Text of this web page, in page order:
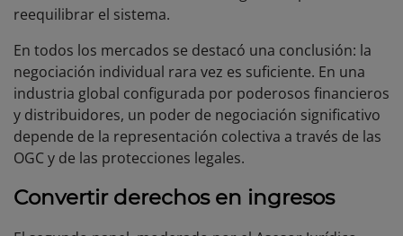
reequilibrar el sistema.
En todos los mercados se destacó una conclusión: la
negociación individual rara vez es suficiente. En una
industria global configurada por poderosos financieros
y distribuidores, un poder de negociación significativo
depende de la representación colectiva a través de las
OGC y de las protecciones legales.
Convertir derechos en ingresos